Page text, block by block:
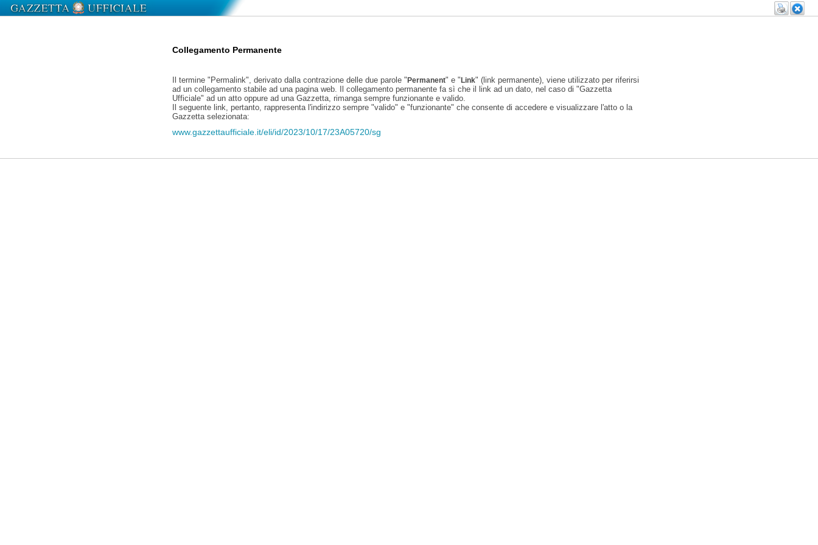
Collegamento Permanente
Il termine "Permalink", derivato dalla contrazione delle due parole "Permanent" e "Link" (link permanente), viene utilizzato per riferirsi
ad un collegamento stabile ad una pagina web. Il collegamento permanente fa sì che il link ad un dato, nel caso di "Gazzetta
Ufficiale" ad un atto oppure ad una Gazzetta, rimanga sempre funzionante e valido.
Il seguente link, pertanto, rappresenta l'indirizzo sempre "valido" e "funzionante" che consente di accedere e visualizzare l'atto o la
Gazzetta selezionata:
www.gazzettaufficiale.it/eli/id/2023/10/17/23A05720/sg